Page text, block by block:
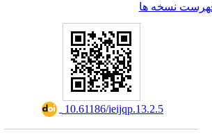
نسخه ها
‎ 10.61186/ieijqp.13.2.5